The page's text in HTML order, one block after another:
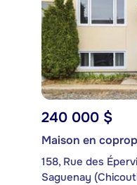
240 000 $
Maison en
158, Rue des
Saguenay